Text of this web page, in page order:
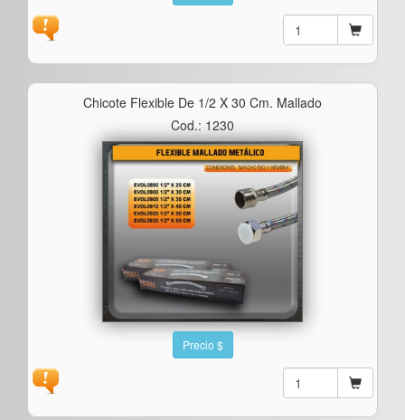
Chicote Flexible De 1/2 X 30 Cm. Mallado
Cod.: 1230
Precio $